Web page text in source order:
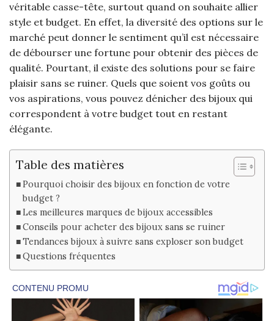
véritable casse-tête, surtout quand on souhaite allier
style et budget. En effet, la diversité des options sur le
marché peut donner le sentiment qu’il est nécessaire
de débourser une fortune pour obtenir des pièces de
qualité. Pourtant, il existe des solutions pour se faire
plaisir sans se ruiner. Quels que soient vos goûts ou
vos aspirations, vous pouvez dénicher des bijoux qui
correspondent à votre budget tout en restant
élégante.
Table des matières
Pourquoi choisir des bijoux en fonction de votre
budget ?
Les meilleures marques de bijoux accessibles
Conseils pour acheter des bijoux sans se ruiner
Tendances bijoux à suivre sans exploser son budget
Questions fréquentes